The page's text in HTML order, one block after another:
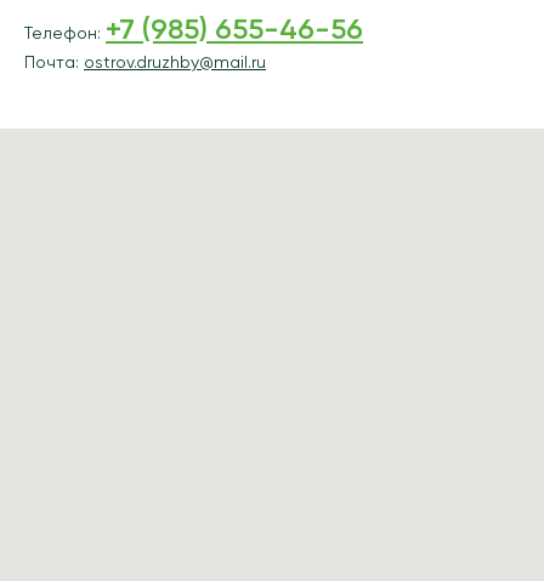
Телефон: +7 (985) 655-46-56
Почта: ostrov.druzhby@mail.ru